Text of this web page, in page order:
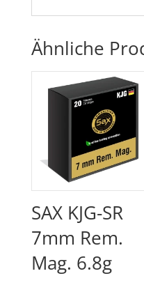
Ähnliche
SAX KJG-SR
7mm Rem.
Mag. 6.8g